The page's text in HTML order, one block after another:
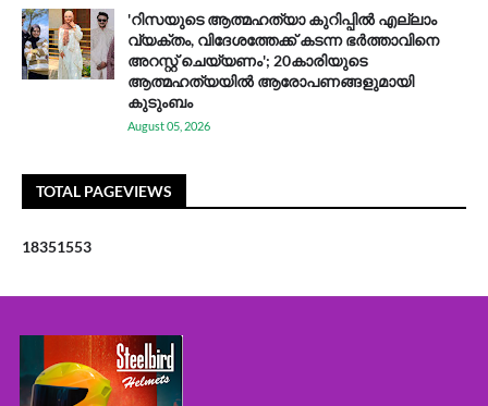
'റിസയുടെ ആത്മഹത്യാ കുറിപ്പിൽ എല്ലാം
വ്യക്തം, വിദേശത്തേക്ക് കടന്ന ഭർത്താവിനെ
അറസ്റ്റ് ചെയ്യണം'; 20കാരിയുടെ
ആത്മഹത്യയിൽ ആരോപണങ്ങളുമായി
കുടുംബം
August 05, 2026
TOTAL PAGEVIEWS
18351553